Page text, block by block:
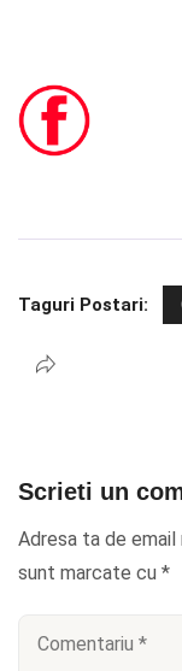
Taguri Postari:
Scrieti un
Adresa ta de email
sunt marcate cu *